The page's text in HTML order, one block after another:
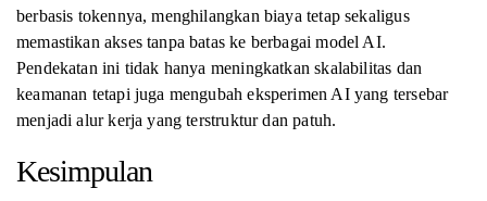
berbasis tokennya, menghilangkan biaya tetap sekaligus
memastikan akses tanpa batas ke berbagai model AI.
Pendekatan ini tidak hanya meningkatkan skalabilitas dan
keamanan tetapi juga mengubah eksperimen AI yang tersebar
menjadi alur kerja yang terstruktur dan patuh.
Kesimpulan